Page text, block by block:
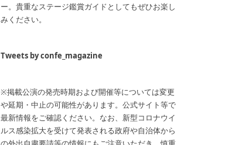
ー。貴重なステージ鑑賞ガイドとしてもぜひお楽し
みください。
Tweets by confe_magazine
※掲載公演の発売時期および開催等については変更
や延期・中止の可能性があります。公式サイト等で
最新情報をご確認ください。なお、新型コロナウイ
ルス感染拡大を受けて発表される政府や自治体から